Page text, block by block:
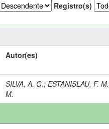
Registro(s)
Autor(es)
SILVA, A. G.;ESTANISLAU, F. M.
M.